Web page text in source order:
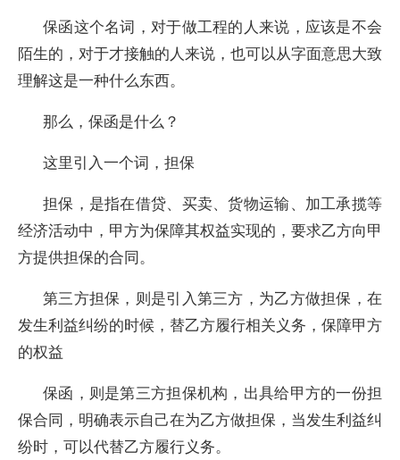
保函这个名词，对于做工程的人来说，应该是不会
陌生的，对于才接触的人来说，也可以从字面意思大致
理解这是一种什么东西。
那么，保函是什么？
这里引入一个词，担保
担保，是指在借贷、买卖、货物运输、加工承揽等
经济活动中，甲方为保障其权益实现的，要求乙方向甲
方提供担保的合同。
第三方担保，则是引入第三方，为乙方做担保，在
发生利益纠纷的时候，替乙方履行相关义务，保障甲方
的权益
保函，则是第三方担保机构，出具给甲方的一份担
保合同，明确表示自己在为乙方做担保，当发生利益纠
纷时，可以代替乙方履行义务。